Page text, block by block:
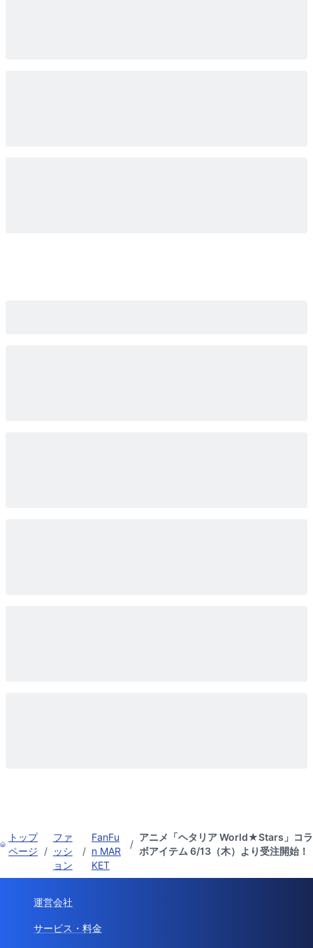
トップ
ページ
/
ファ
ッシ
ョン
/
FanFu
n MAR
KET
/
アニメ「ヘタリア World★Stars」コラ
ボアイテム 6/13（木）より受注開始！
運営会社
サービス・料金